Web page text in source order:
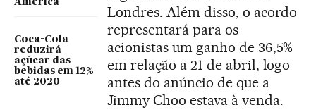
America
Coca-Cola
reduzirá
açúcar das
bebidas em 12%
até 2020
Londres. Além disso, o acordo
representará para os
acionistas um ganho de 36,5%
em relação a 21 de abril, logo
antes do anúncio de que a
Jimmy Choo estava à venda.